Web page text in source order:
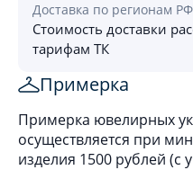
Доставка по регионам РФ
Стоимость доставки
тарифам ТК
Примерка
Примерка ювелирных
осуществляется при
изделия 1500 рублей (с